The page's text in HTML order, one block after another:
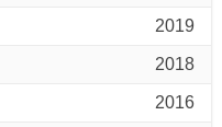
2019
2018
2016